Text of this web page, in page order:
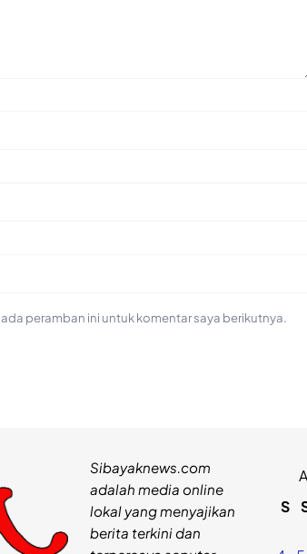
peramban ini untuk komentar saya berikutnya.
Sibayaknews.com
adalah media online
lokal yang menyajikan
berita terkini dan
S